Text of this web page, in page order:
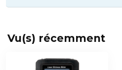
Vu(s) récemment